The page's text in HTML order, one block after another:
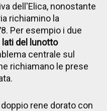
dell'Elica, nonostante
richiamino la
Per esempio i due
lati del lunotto
centrale sul
richiamano le prese
doppio rene dorato con